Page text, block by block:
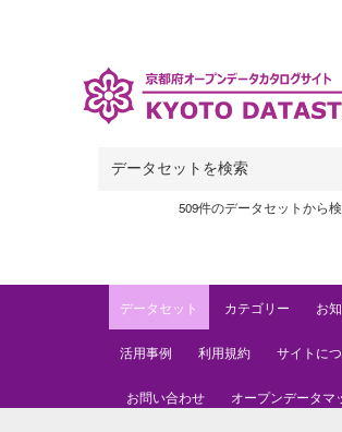
509件のデータセットから
データセット カテゴリー お
活用事例 利用規約 サイトに
お問い合わせ オープンデータマ